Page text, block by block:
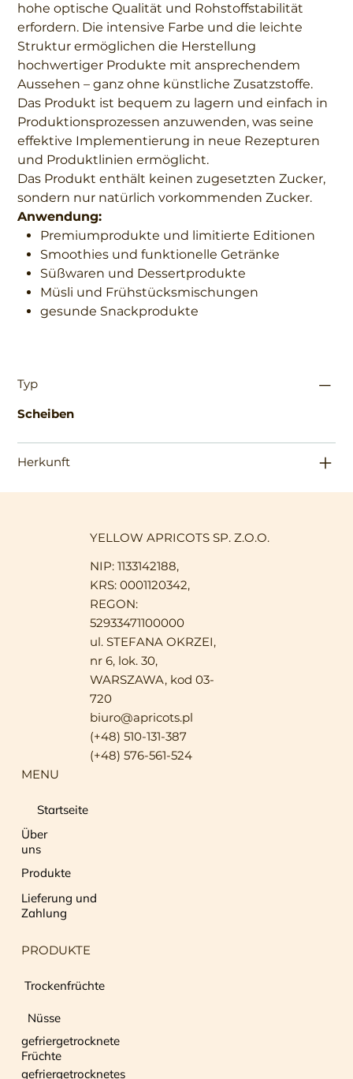
hohe optische Qualität und Rohstoffstabilität
erfordern. Die intensive Farbe und die leichte
Struktur ermöglichen die Herstellung
hochwertiger Produkte mit ansprechendem
Aussehen – ganz ohne künstliche Zusatzstoffe.
Das Produkt ist bequem zu lagern und einfach in
Produktionsprozessen anzuwenden, was seine
effektive Implementierung in neue Rezepturen
und Produktlinien ermöglicht.
Das Produkt enthält keinen zugesetzten Zucker,
sondern nur natürlich vorkommenden Zucker.
Anwendung:
Premiumprodukte und limitierte Editionen
Smoothies und funktionelle Getränke
Süßwaren und Dessertprodukte
Müsli und Frühstücksmischungen
gesunde Snackprodukte
Typ
Scheiben
Herkunft
YELLOW APRICOTS SP. Z.O.O.
NIP: 1133142188,
KRS: 0001120342,
REGON:
52933471100000
ul. STEFANA OKRZEI,
nr 6, lok. 30,
WARSZAWA, kod 03-
720
biuro@apricots.pl
(+48) 510-131-387
(+48) 576-561-524
MENU
Startseite
Über
uns
Produkte
Lieferung und
Zahlung
PRODUKTE
Trockenfrüchte
Nüsse
gefriergetrocknete
Früchte
gefriergetrocknetes